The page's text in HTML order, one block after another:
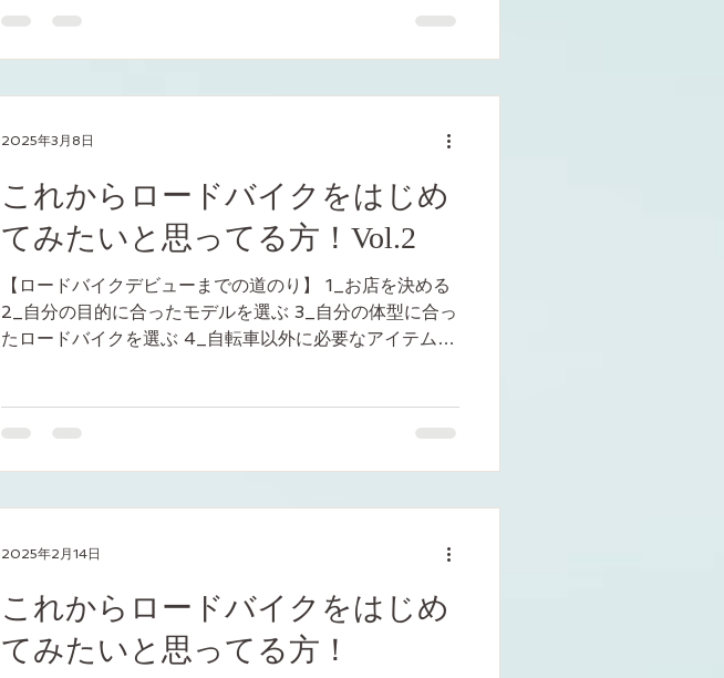
これからロードバイクをはじめ
てみたいと思ってる方！Vol.2
【ロードバイクデビューまでの道のり】 1_お店を決める
2_自分の目的に合ったモデルを選ぶ 3_自分の体型に合っ
たロードバイクを選ぶ 4_自転車以外に必要なアイテムを
2025年3月8日
これからロードバイクをはじめ
てみたいと思ってる方！
2025年2月14日